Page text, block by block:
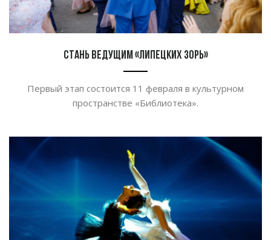
Стань ведущим «Липецких зорь»
Первый этап состоится 11 февраля в культурном
пространстве «Библиотека».